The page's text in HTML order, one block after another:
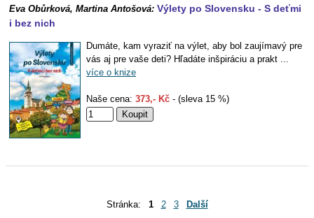
Eva Obůrková, Martina Antošová: Výlety po Slovensku - S deťmi
i bez nich
Dumáte, kam vyraziť na výlet, aby bol zaujímavý pre
vás aj pre vaše deti? Hľadáte inšpiráciu a prakt ...
více o knize
Naše cena: 373,- Kč - (sleva 15 %)
Stránka: 1 2 3 Další